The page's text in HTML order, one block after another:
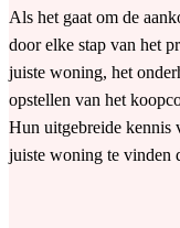
Als het gaat om de
door elke stap van het
juiste woning, het
opstellen van het
Hun uitgebreide kennis
juiste woning te vinden